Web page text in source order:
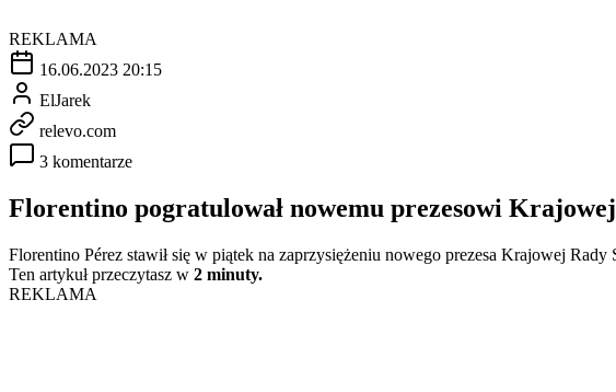
REKLAMA
16.06.2023 20:15
ElJarek
relevo.com
3 komentarze
Florentino pogratulował nowemu prezesowi
Florentino Pérez stawił się w piątek na zaprzysiężeniu nowego prezesa Krajowej
Ten artykuł przeczytasz w 2 minuty.
REKLAMA